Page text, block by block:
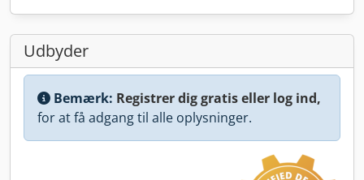
Udbyder
Bemærk: Registrer dig gratis eller log ind,
for at få adgang til alle oplysninger.